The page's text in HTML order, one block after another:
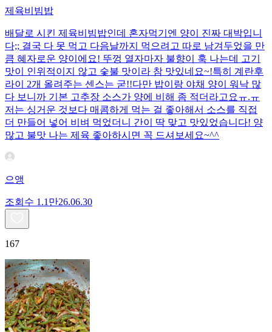
제육비빔밥
배달로 시킨 제육비빔밥인데 혼자먹기엔 양이 진짜 대박입니
다;; 결국 다 못 먹고 다음날까지 먹으려고 따로 남겨두었을 만
큼 혜자로운 양이에요! 뚜껑 열자마자 불향이 훅 나는데 고기
맛이 인위적이지 않고 숯불 맛이라 참 맛있네요~!특히 계란후
라이 2개 올려주는 센스는 굳!! ​다만 밥이랑 야채 양이 워낙 많
다 보니까 기본 고추장 소스가 양에 비해 좀 적더라고요ㅠ.ㅠ
저는 싱거운 것보다 매콤하게 먹는 걸 좋아해서 소스를 직접
더 만들어 넣어 비벼 먹었더니 간이 딱 맞고 맛있었습니다! 양
많고 불맛 나는 제육 좋아하시면 꼭 드셔보세요~^^
으앵
조회수 1.1만26.06.30
167